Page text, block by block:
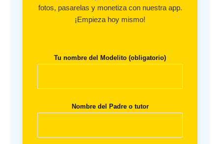
fotos, pasarelas y monetiza con nuestra app.
¡Empieza hoy mismo!
Tu nombre del Modelito (obligatorio)
Nombre del Padre o tutor